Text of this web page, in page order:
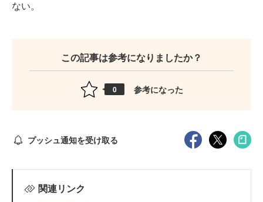
ない。
この記事は参考になりましたか？
0 参考になった
プッシュ通知を受け取る
関連リンク